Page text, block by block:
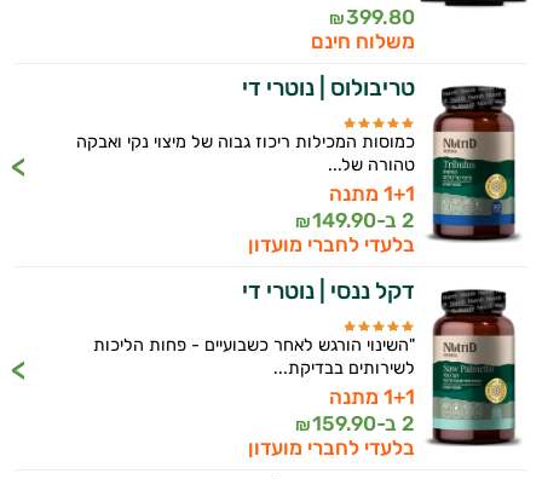
דלקות
דלקות פרקים
דרכי השתן
הליקובקטר פילורי
הרגעה
לב וכלי דם
מיגרנה - כאב ראש
מערכת החיסון
399.80
₪
משלוח חינם
טריבולוס | נוטרי די
כמוסות המכילות ריכוז גבוה של מיצוי נקי ואבקה
טהורה של...
1+1 מתנה
2 ב-
149.90
₪
בלעדי לחברי מועדון
דקל ננסי | נוטרי די
"השינוי הורגש לאחר כשבועיים - פחות הליכות
לשירותים בבדיקת...
1+1 מתנה
2 ב-
159.90
₪
בלעדי לחברי מועדון